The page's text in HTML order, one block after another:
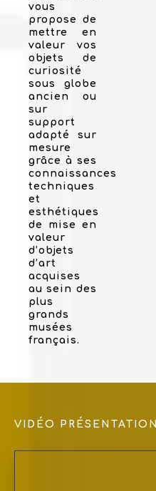
vous
propose de
mettre en
valeur vos
objets de
curiosité
sous globe
ancien ou
sur
support
adapté sur
mesure
grâce à ses
connaissances
techniques
et
esthétiques
de mise en
valeur
d’objets
d’art
acquises
au sein des
plus
grands
musées
français.
VIDÉO PRÉSENTATION